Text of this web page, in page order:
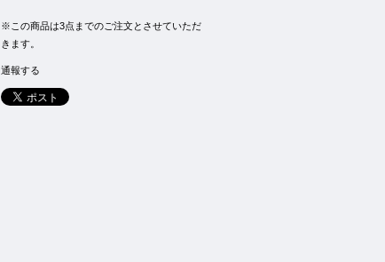
※この商品は3点までのご注文とさせていただ
きます。
通報する